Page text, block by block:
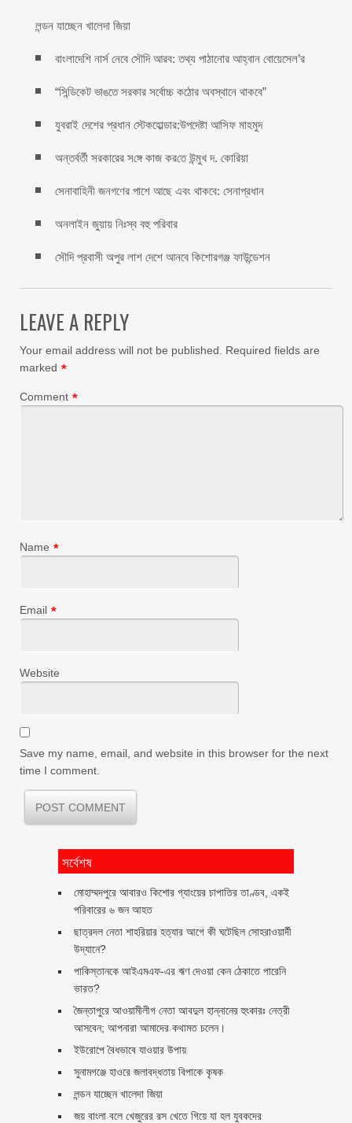
লন্ডন যাচ্ছেন খালেদা জিয়া
বাংলাদেশি নার্স নেবে সৌদি আরব: তথ্য পাঠানোর আহ্বান বোয়েসেল’র
“সিন্ডিকেট ভাঙতে সরকার সর্বোচ্চ কঠোর অবস্থানে থাকবে”
যুবরাই দেশের প্রধান স্টেকহোল্ডার:উপদেষ্টা আসিফ মাহমুদ
অন্তর্বর্তী সরকারের স‌ঙ্গে কাজ কর‌তে উন্মুখ দ. কো‌রিয়া
সেনাবাহিনী জনগণের পাশে আছে এবং থাকবে: সেনাপ্রধান
অনলাইন জুয়ায় নিঃস্ব বহু পরিবার
সৌদি প্রবাসী অপুর লাশ দেশে আনবে কিশোরগঞ্জ ফাউন্ডেশন
LEAVE A REPLY
Your email address will not be published.
Required fields are
marked *
Comment *
Name *
Email *
Website
Save my name, email, and website in this browser for the next
time I comment.
সর্বেশষ
মোহাম্মদপুরে আবারও কিশোর গ্যাংয়ের চাপাতির তাণ্ডব, একই
পরিবারের ৬ জন আহত
ছাত্রদল নেতা শাহরিয়ার হত্যার আগে কী ঘটেছিল সোহরাওয়ার্দী
উদ্যানে?
পাকিস্তানকে আইএমএফ-এর ঋণ দেওয়া কেন ঠেকাতে পারেনি
ভারত?
জৈন্তাপুরে আওয়ামীলীগ নেতা আবদুল হান্নানের হুংকারঃ নেত্রী
আসবেন; আপনারা আমাদের কথামত চলেন।
ইউরোপে বৈধভাবে যাওয়ার উপায়
সুনামগঞ্জে হাওরে জলাবদ্ধতায় বিপাকে কৃষক
লন্ডন যাচ্ছেন খালেদা জিয়া
জয় বাংলা বলে খেজুরের রস খেতে গিয়ে যা হল যুবকদের